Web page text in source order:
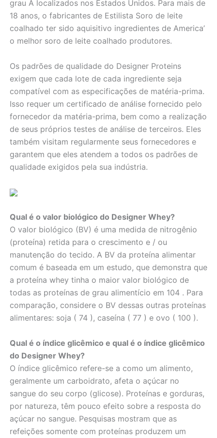
grau A localizados nos Estados Unidos. Para mais de
18 anos, o fabricantes de Estilista Soro de leite
coalhado ter sido aquisitivo ingredientes de America’
o melhor soro de leite coalhado produtores.
Os padrões de qualidade do Designer Proteins
exigem que cada lote de cada ingrediente seja
compatível com as especificações de matéria-prima.
Isso requer um certificado de análise fornecido pelo
fornecedor da matéria-prima, bem como a realização
de seus próprios testes de análise de terceiros. Eles
também visitam regularmente seus fornecedores e
garantem que eles atendem a todos os padrões de
qualidade exigidos pela sua indústria.
Qual é o valor biológico do Designer Whey?
O valor biológico (BV) é uma medida de nitrogênio
(proteína) retida para o crescimento e / ou
manutenção do tecido. A BV da proteína alimentar
comum é baseada em um estudo, que demonstra que
a proteína whey tinha o maior valor biológico de
todas as proteínas de grau alimentício em 104 . Para
comparação, considere o BV dessas outras proteínas
alimentares: soja ( 74 ), caseína ( 77 ) e ovo ( 100 ).
Qual é o índice glicêmico e qual é o índice glicêmico
do Designer Whey?
O índice glicêmico refere-se a como um alimento,
geralmente um carboidrato, afeta o açúcar no
sangue do seu corpo (glicose). Proteínas e gorduras,
por natureza, têm pouco efeito sobre a resposta do
açúcar no sangue. Pesquisas mostram que as
refeições somente com proteínas produzem um